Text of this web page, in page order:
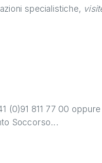
specialistiche,
(0)91 811 77 00
Soccorso...